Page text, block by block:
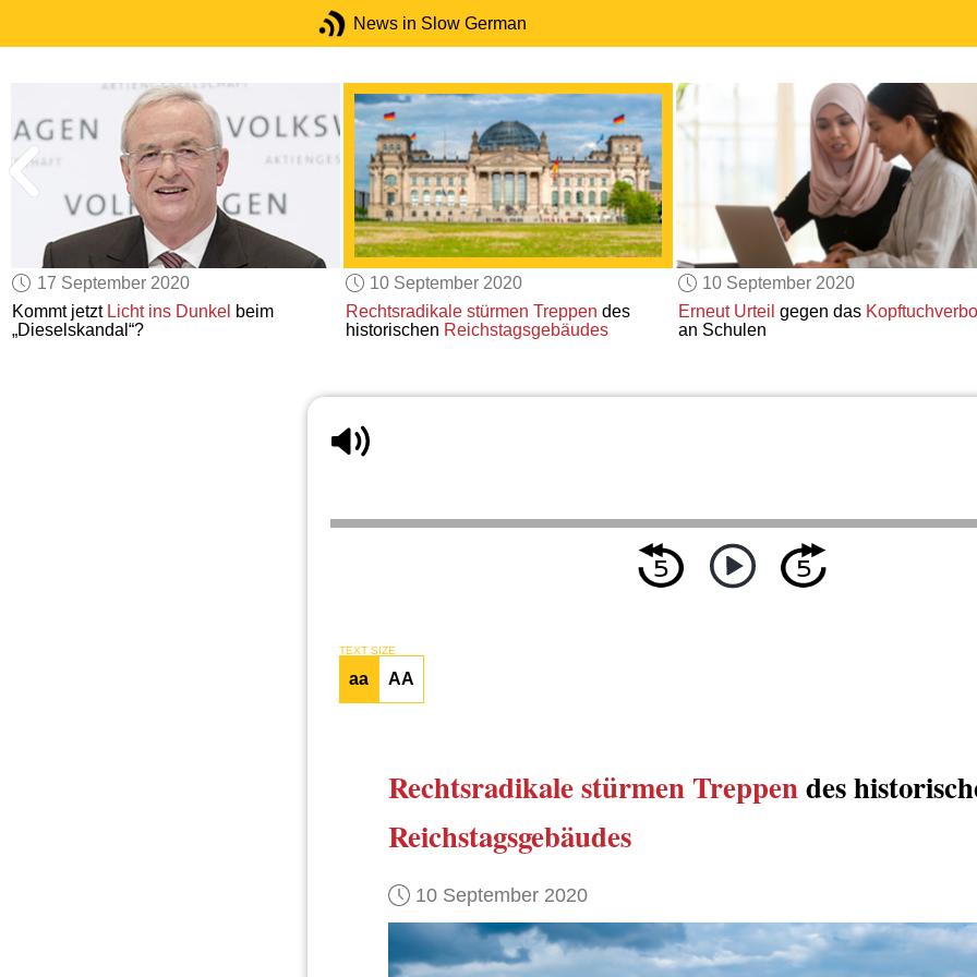
News in Slow German
17 September 2020
Kommt jetzt Licht ins Dunkel beim
„Dieselskandal“?
10 September 2020
Rechtsradikale stürmen Treppen des
historischen Reichstagsgebäudes
10 September 2020
Erneut Urteil gegen das
an Schulen
TEXT SIZE
aa AA
RechtsradikalestürmenTreppendes
Reichstagsgebäudes
10 September 2020